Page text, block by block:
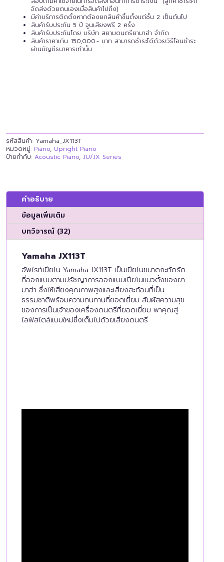
จัดส่งด้วยตนเองเมื่อสินค้าไปถึง)
มีค่าบริการติดตั้งหากต้องยกสินค้าขึ้นตั้งแต่ชั้น 2 เป็นต้นไป
สินค้ารับประกัน 5 ปี จูนเสียงฟรี 2 ครั้ง
สินค้ารับประกันโดย บริษัท สยามดนตรียามาฮ่า จำกัด
สินค้าราคาเกิน 150,000.- บาท สามารถชำระได้ด้วยวิธีโอนชำระ
ผ่านบัญชีธนาคารเท่านั้น
รหัสสินค้า: Yamaha_JX113T
หมวดหมู่: Piano, Upright Piano
ป้ายกำกับ: Acoustic Piano, JU/JX Series
คำอธิบาย
ข้อมูลเพิ่มเติม
บทวิจารณ์ (32)
Yamaha JX113T
อัพไรท์เปียโน Yamaha JX113T เป็นเปียโนขนาดกะทัดรัด
ที่ออกแบบตามปรัชญาการออกแบบเปียโนแนวตั้งของยา
มาฮ่า ซึ่งให้เสียงคุณภาพสูงและเสียงสะท้อนที่เป็น
ธรรมชาติพร้อมความทนทานที่ยอดเยี่ยม สัมผัสความสุข
ของการเป็นเจ้าของเครื่องดนตรีที่ยอดเยี่ยม พาคุณสู่
ไลฟ์สไตล์แบบใหม่ซึ่งเต็มไปด้วยเสียงดนตรี